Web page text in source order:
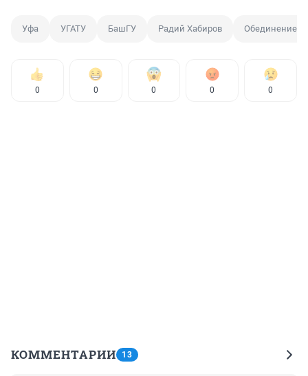
Уфа УГАТУ БашГУ Радий Хабиров Обединение
0 0 0 0 0
КОММЕНТАРИИ 13